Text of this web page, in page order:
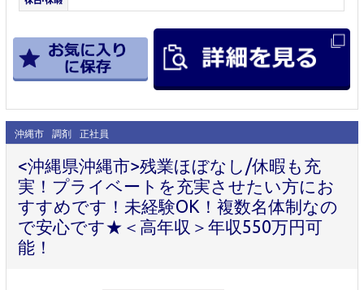
沖縄市 調剤 正社員
<沖縄県沖縄市>残業ほぼなし/休暇も充
実！プライベートを充実させたい方にお
すすめです！未経験OK！複数名体制なの
で安心です★＜高年収＞年収550万円可
能！